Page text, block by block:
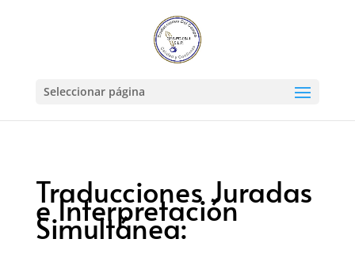
Seleccionar página
Traducciones Juradas
e Interpretación
Simultánea: